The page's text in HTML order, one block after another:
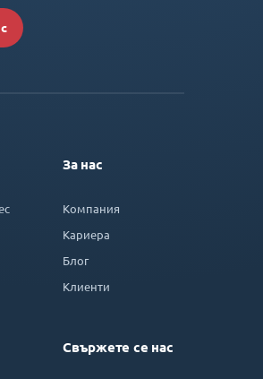
За нас
Компания
Кариера
Блог
Клиенти
Свържете се нас